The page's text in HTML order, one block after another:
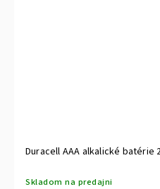
Duracell AAA alkalické batérie
Skladom na predajni